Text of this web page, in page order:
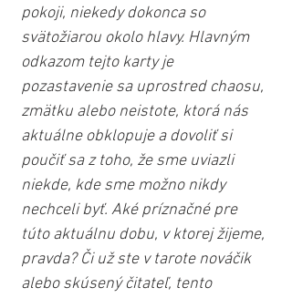
pokoji, niekedy dokonca so
svätožiarou okolo hlavy. Hlavným
odkazom tejto karty je
pozastavenie sa uprostred chaosu,
zmätku alebo neistote, ktorá nás
aktuálne obklopuje a dovoliť si
poučiť sa z toho, že sme uviazli
niekde, kde sme možno nikdy
nechceli byť. Aké príznačné pre
túto aktuálnu dobu, v ktorej žijeme,
pravda? Či už ste v tarote nováčik
alebo skúsený čitateľ, tento